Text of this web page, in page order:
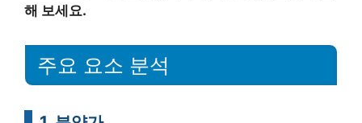
해 보세요.
주요 요소 분석